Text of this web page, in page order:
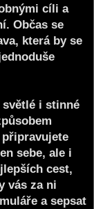
cíli a
Občas se
která by se
světlé i stinné
sebe, ale i
cest,
vás za ni
a sepsat